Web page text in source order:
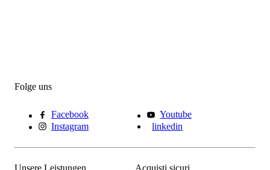
Folge uns
Facebook
Youtube
Instagram
linkedin